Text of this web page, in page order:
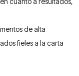
de alta
fieles a la carta